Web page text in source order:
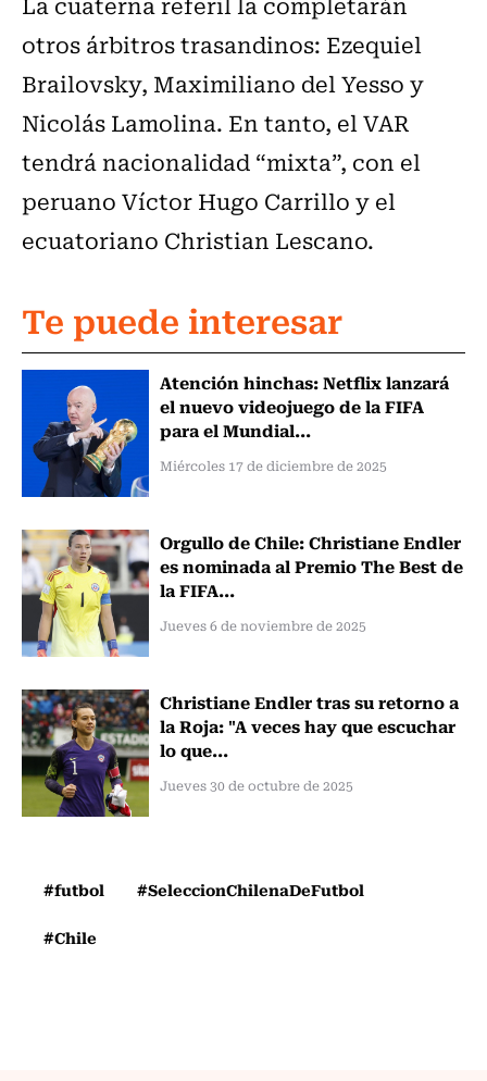
otros árbitros trasandinos: Ezequiel
Brailovsky, Maximiliano del Yesso y
Nicolás Lamolina. En tanto, el VAR
tendrá nacionalidad “mixta”, con el
peruano Víctor Hugo Carrillo y el
ecuatoriano Christian Lescano.
Te puede interesar
Atención hinchas: Netflix lanzará
el nuevo videojuego de la FIFA
para el Mundial...
Miércoles 17 de diciembre de 2025
Orgullo de Chile: Christiane Endler
es nominada al Premio The Best de
la FIFA...
Jueves 6 de noviembre de 2025
Christiane Endler tras su retorno a
la Roja: "A veces hay que escuchar
lo que...
Jueves 30 de octubre de 2025
#futbol
#SeleccionChilenaDeFutbol
#Chile